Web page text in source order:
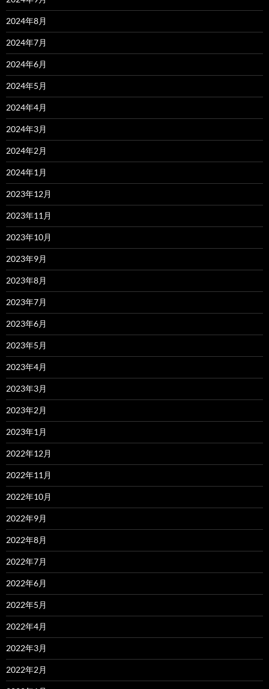
2024年8月
2024年7月
2024年6月
2024年5月
2024年4月
2024年3月
2024年2月
2024年1月
2023年12月
2023年11月
2023年10月
2023年9月
2023年8月
2023年7月
2023年6月
2023年5月
2023年4月
2023年3月
2023年2月
2023年1月
2022年12月
2022年11月
2022年10月
2022年9月
2022年8月
2022年7月
2022年6月
2022年5月
2022年4月
2022年3月
2022年2月